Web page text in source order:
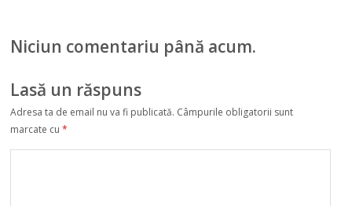
Niciun comentariu până acum.
Lasă un răspuns
Adresa ta de email nu va fi publicată. Câmpurile obligatorii sunt
marcate cu*